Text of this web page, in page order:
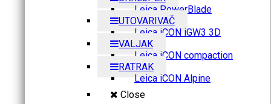
Leica PowerBlade
UTOVARIVAČ
Leica iCON iGW3 3D
VALJAK
Leica iCON compaction
RATRAK
Leica iCON Alpine
Close